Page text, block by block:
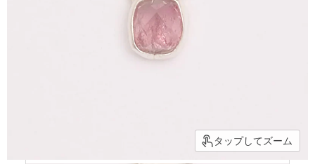
タップしてズーム